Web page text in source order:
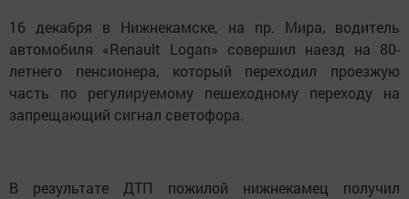
16 декабря в Нижнекамске, на пр. Мира, водитель
автомобиля «Renault Logan» совершил наезд на 80-
летнего пенсионера, который переходил проезжую
часть по регулируемому пешеходному переходу на
запрещающий сигнал светофора.
В результате ДТП пожилой нижнекамец получил